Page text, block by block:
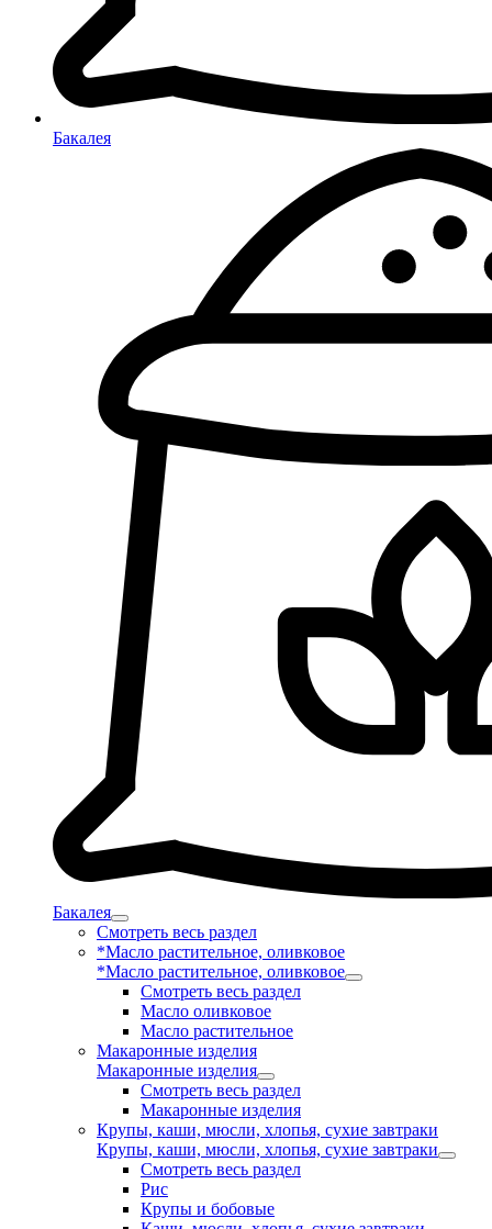
Бакалея
Бакалея
Смотреть весь раздел
*Масло растительное, оливковое
*Масло растительное, оливковое
Смотреть весь раздел
Масло оливковое
Масло растительное
Макаронные изделия
Макаронные изделия
Смотреть весь раздел
Макаронные изделия
Крупы, каши, мюсли, хлопья, сухие завтраки
Крупы, каши, мюсли, хлопья, сухие завтраки
Смотреть весь раздел
Рис
Крупы и бобовые